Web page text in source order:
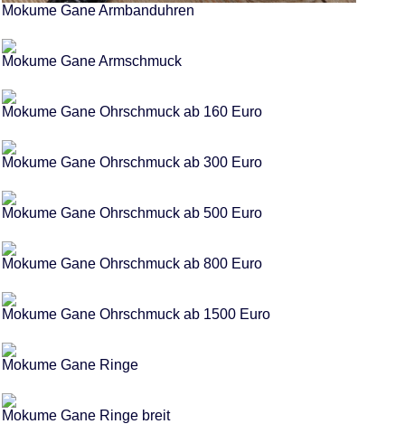
Mokume Gane Armbanduhren
Mokume Gane Armschmuck
Mokume Gane Ohrschmuck ab 160 Euro
Mokume Gane Ohrschmuck ab 300 Euro
Mokume Gane Ohrschmuck ab 500 Euro
Mokume Gane Ohrschmuck ab 800 Euro
Mokume Gane Ohrschmuck ab 1500 Euro
Mokume Gane Ringe
Mokume Gane Ringe breit